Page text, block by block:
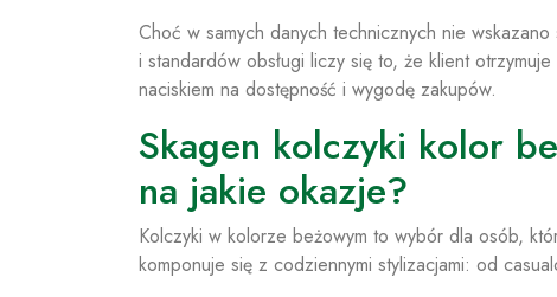
Choć w samych danych technicznych nie
i standardów obsługi liczy się to, że klient
naciskiem na dostępność i wygodę zakupów.
Skagen kolczyki kolor
na jakie okazje?
Kolczyki w kolorze beżowym to wybór dla osób,
komponuje się z codziennymi stylizacjami: od